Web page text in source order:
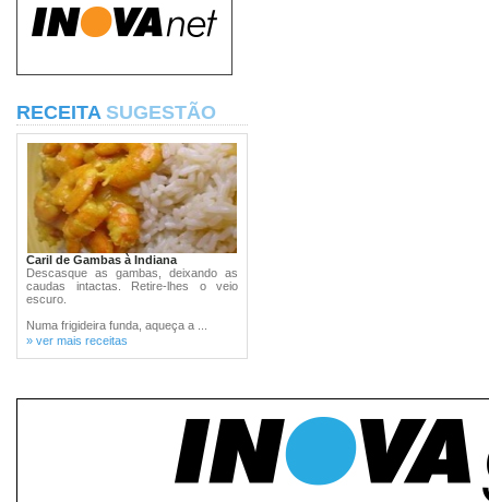
RECEITA SUGESTÃO
Caril de Gambas à Indiana
Descasque as gambas, deixando as
caudas intactas. Retire-lhes o veio
escuro.
Numa frigideira funda, aqueça a ...
» ver mais receitas